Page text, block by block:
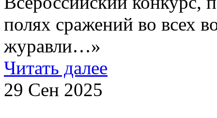
полях сражений во всех
журавли…»
Читать далее
29 Сен 2025